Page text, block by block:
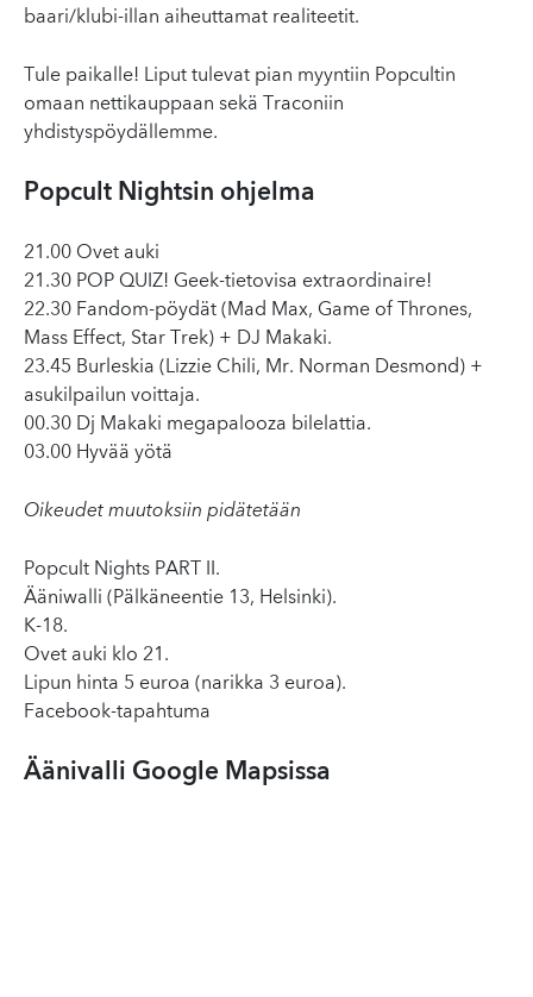
baari/klubi-illan aiheuttamat realiteetit.
Tule paikalle! Liput tulevat pian myyntiin Popcultin
omaan nettikauppaan sekä Traconiin
yhdistyspöydällemme.
Popcult Nightsin ohjelma
21.00 Ovet auki
21.30 POP QUIZ! Geek-tietovisa extraordinaire!
22.30 Fandom-pöydät (Mad Max, Game of Thrones,
Mass Effect, Star Trek) + DJ Makaki.
23.45 Burleskia (Lizzie Chili, Mr. Norman Desmond) +
asukilpailun voittaja.
00.30 Dj Makaki megapalooza bilelattia.
03.00 Hyvää yötä
Oikeudet muutoksiin pidätetään
Popcult Nights PART II.
Ääniwalli (Pälkäneentie 13, Helsinki).
K-18.
Ovet auki klo 21.
Lipun hinta 5 euroa (narikka 3 euroa).
Facebook-tapahtuma
Äänivalli Google Mapsissa